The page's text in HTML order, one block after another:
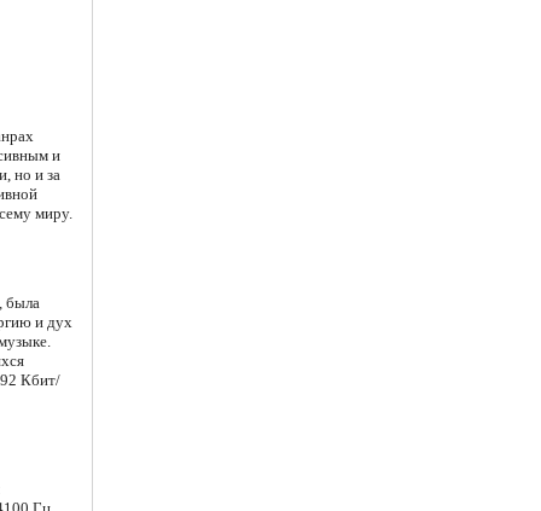
и
но и за
миру.
была
и дух
Кбит/